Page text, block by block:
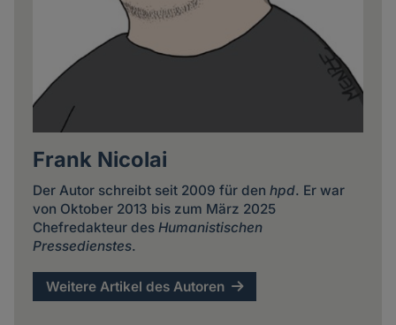
Frank Nicolai
Der Autor schreibt seit 2009 für den hpd. Er war
von Oktober 2013 bis zum März 2025
Chefredakteur des Humanistischen
Pressedienstes.
Weitere Artikel des Autoren